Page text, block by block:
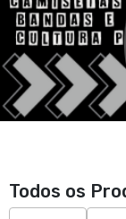
Todos os